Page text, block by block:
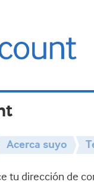
Acerca suyo
tu dirección de